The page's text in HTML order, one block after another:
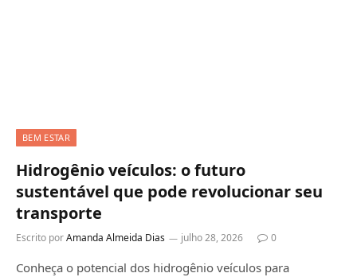
BEM ESTAR
Hidrogênio veículos: o futuro
sustentável que pode revolucionar seu
transporte
Escrito porAmanda Almeida Dias julho 28, 2026 0
Conheça o potencial dos hidrogênio veículos para